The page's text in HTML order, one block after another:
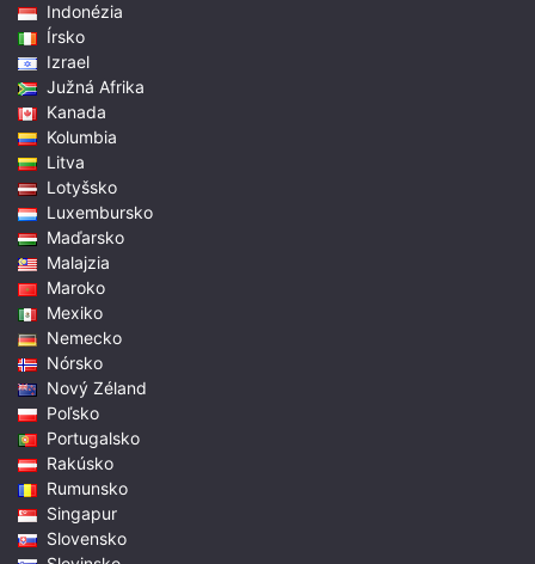
Indonézia
Írsko
Izrael
Južná Afrika
Kanada
Kolumbia
Litva
Lotyšsko
Luxembursko
Maďarsko
Malajzia
Maroko
Mexiko
Nemecko
Nórsko
Nový Zéland
Poľsko
Portugalsko
Rakúsko
Rumunsko
Singapur
Slovensko